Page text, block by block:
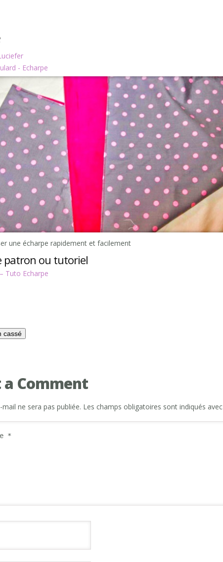
- Echarpe
une écharpe rapidement et facilement
patron ou tutoriel
Tuto Echarpe
Comment
ne sera pas publiée. Les champs obligatoires sont indiqués avec